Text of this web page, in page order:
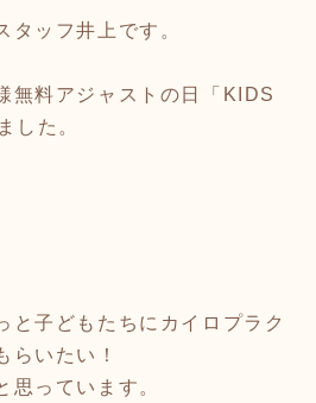
タッフ井上です。
無料アジャストの日「KIDS
した。
と子どもたちにカイロプラク
らいたい！
思っています。